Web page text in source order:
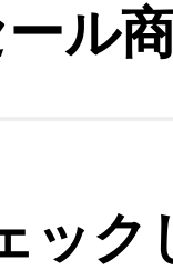
ル
ック